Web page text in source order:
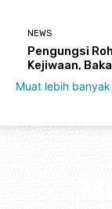
NEWS
Pengungsi
Kejiwaan,
Muat lebih banyak